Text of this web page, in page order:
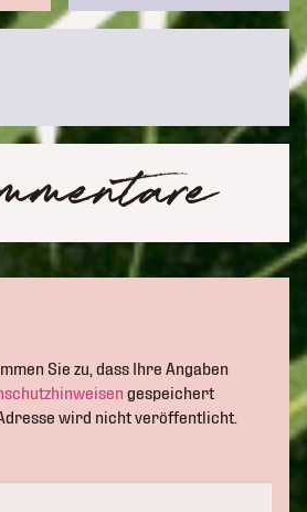
Sie zu, dass Ihre Angaben
gespeichert
wird nicht veröffentlicht.